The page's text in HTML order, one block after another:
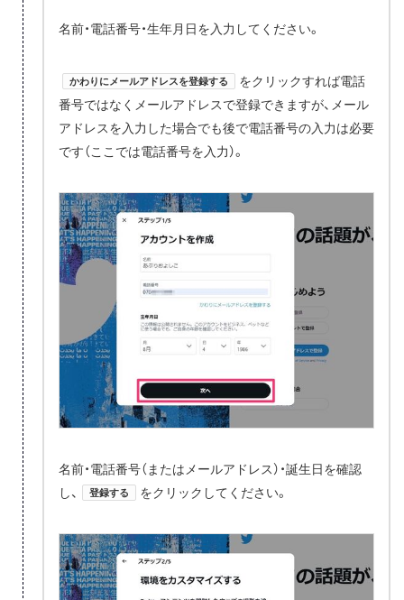
名前・電話番号・生年月日を入力してください。
かわりにメールアドレスを登録する
をクリックすれば電話
番号ではなくメールアドレスで登録できますが、メール
アドレスを入力した場合でも後で電話番号の入力は必要
です（ここでは電話番号を入力）。
名前・電話番号（またはメールアドレス）・誕生日を確認
し、
登録する をクリックしてください。